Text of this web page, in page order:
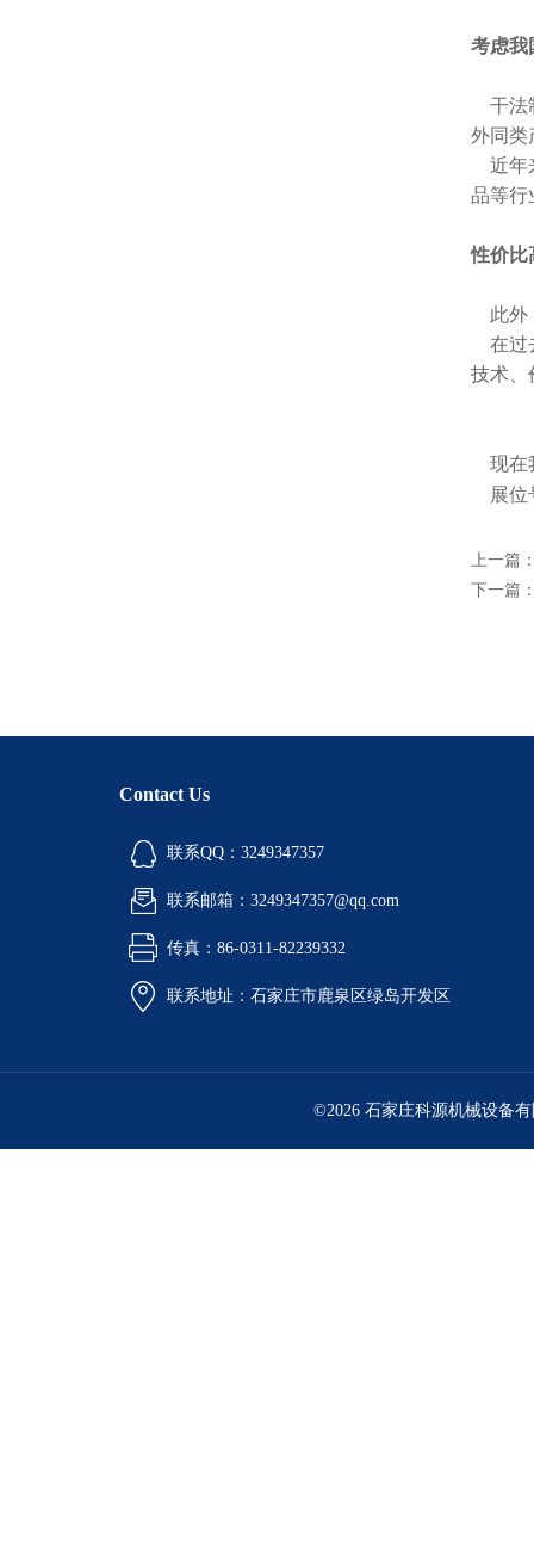
考虑我
干法
外同类
近年
品等行
性价比
此外
在过
技术、
现在
展位
上一篇
下一篇
Contact Us
联系QQ：3249347357
联系邮箱：3249347357@qq.com
传真：86-0311-82239332
联系地址：石家庄市鹿泉区绿岛开发区
©2026 石家庄科源机械设备